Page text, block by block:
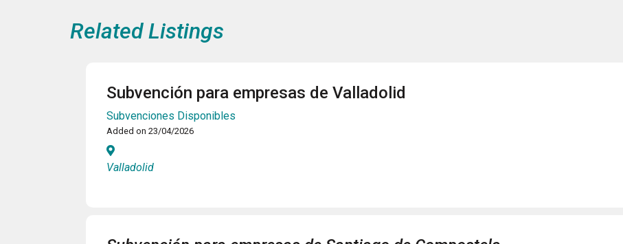
Related Listings
Subvención para empresas de Valladolid
Subvenciones Disponibles
Added on 23/04/2026
Valladolid